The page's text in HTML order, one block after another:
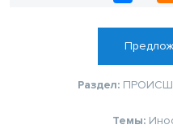
Раздел:
Темы: